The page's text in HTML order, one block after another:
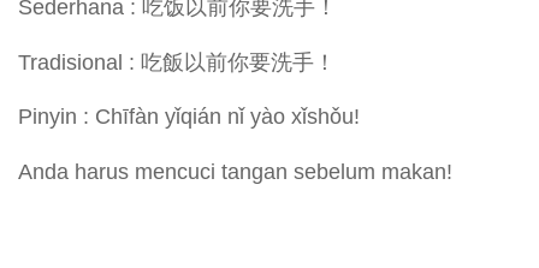
Sederhana : 吃饭以前你要洗手！
Tradisional : 吃飯以前你要洗手！
Pinyin : Chīfàn yǐqián nǐ yào xǐshǒu!
Anda harus mencuci tangan sebelum makan!